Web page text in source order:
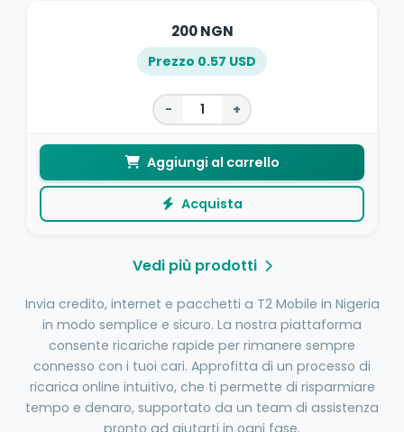
200 NGN
Prezzo 0.57 USD
− +
Aggiungi al carrello
Acquista
Vedi più prodotti
Invia credito, internet e pacchetti a T2 Mobile in Nigeria
in modo semplice e sicuro. La nostra piattaforma
consente ricariche rapide per rimanere sempre
connesso con i tuoi cari. Approfitta di un processo di
ricarica online intuitivo, che ti permette di risparmiare
tempo e denaro, supportato da un team di assistenza